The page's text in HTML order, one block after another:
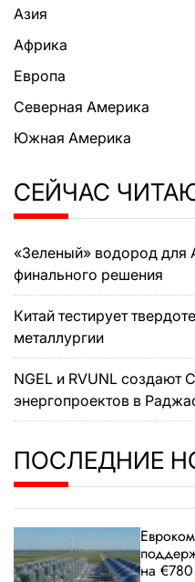
Азия
Африка
Европа
Северная Америка
Южная Америка
СЕЙЧАС
«Зеленый» водород для
финального решения
Китай тестирует
металлургии
NGEL и RVUNL создают
энергопроектов в
ПОСЛЕДНИЕ
на